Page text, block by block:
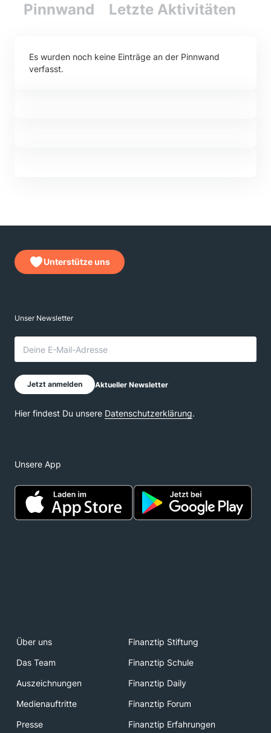
Pinnwand Letzte Aktivitäten
Es wurden noch keine Einträge an der Pinnwand
verfasst.
Unterstütze uns
Unsere App
Über uns
Finanztip Stiftung
Das Team
Finanztip Schule
Auszeichnungen
Finanztip Daily
Medienauftritte
Finanztip Forum
Presse
Finanztip Erfahrungen